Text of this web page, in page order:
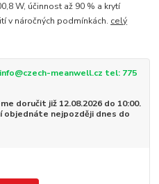
W, účinnost až 90 % a krytí
v náročných podmínkách. celý
meanwell.cz tel: 775
doručit již 12.08.2026 do 10:00.
objednáte nejpozději dnes do